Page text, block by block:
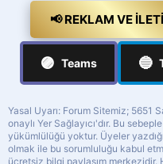
📢 REKLAM VE
🟣 Teams 🔵
Yasal Uyarı: Forum Sitemiz; 5651
onaylı Yer Sağlayıcı'dır. Bu
yükümlülüğü yoktur. Üyeler
olmak ile bu sorumluluğu kabul
ücretsiz bilgi paylaşım merkezidir.